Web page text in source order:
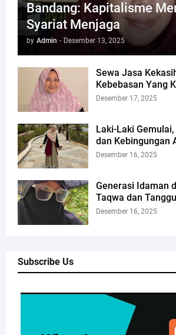
Bandang: Kapitalisme
Syariat Menjaga
by Admin - Desember 13, 2025
Sewa Jasa
Kebebasan Yang
Desember 17, 2025
Laki-Laki
dan Kebingungan
Desember 16, 2025
Generasi Idaman
Taqwa dan
Desember 16, 2025
Subscribe Us